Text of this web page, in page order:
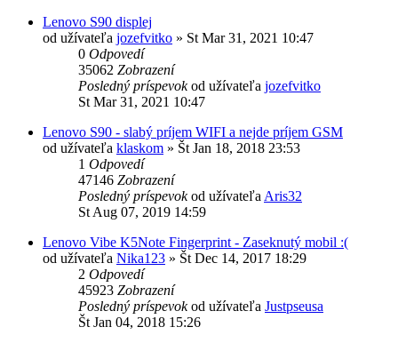
Lenovo S90 displej
od užívateľa jozefvitko » St Mar 31, 2021 10:47
0 Odpovedí
35062 Zobrazení
Posledný príspevokod užívateľa jozefvitko
St Mar 31, 2021 10:47
Lenovo S90 - slabý príjem WIFI a nejde príjem GSM
od užívateľa klaskom » Št Jan 18, 2018 23:53
1 Odpovedí
47146 Zobrazení
Posledný príspevokod užívateľa Aris32
St Aug 07, 2019 14:59
Lenovo Vibe K5Note Fingerprint - Zaseknutý mobil :(
od užívateľa Nika123 » Št Dec 14, 2017 18:29
2 Odpovedí
45923 Zobrazení
Posledný príspevokod užívateľa Justpseusa
Št Jan 04, 2018 15:26